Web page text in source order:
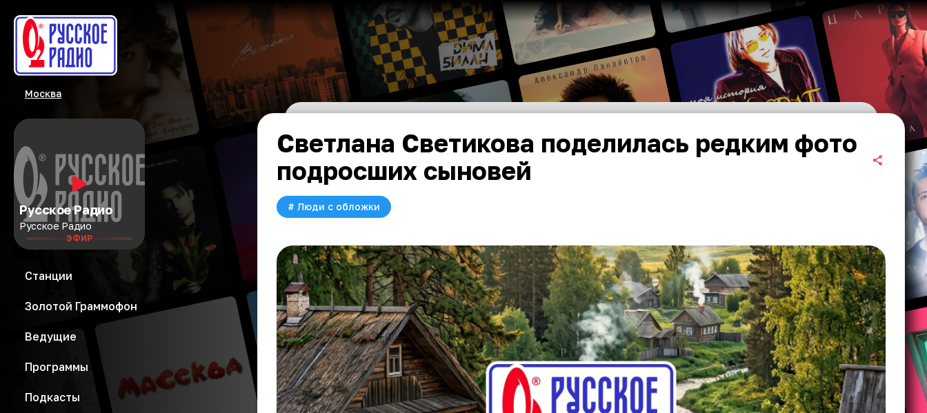
Москва
Русское Радио
Русское Радио
ЭФИР
Станции
Золотой Граммофон
Ведущие
Программы
Подкасты
Светлана Светикова поделилась редким фото
подросших сыновей
# Люди с обложки